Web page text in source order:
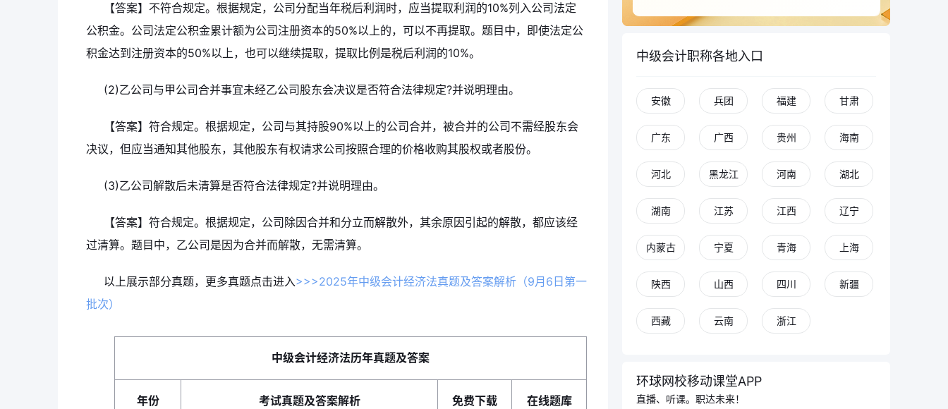
【答案】不符合规定。根据规定，公司分配当年税后利润时，应当提取利润的10%列入公司法定
公积金。公司法定公积金累计额为公司注册资本的50%以上的，可以不再提取。题目中，即使法定公
积金达到注册资本的50%以上，也可以继续提取，提取比例是税后利润的10%。
(2)乙公司与甲公司合并事宜未经乙公司股东会决议是否符合法律规定?并说明理由。
【答案】符合规定。根据规定，公司与其持股90%以上的公司合并，被合并的公司不需经股东会
决议，但应当通知其他股东，其他股东有权请求公司按照合理的价格收购其股权或者股份。
(3)乙公司解散后未清算是否符合法律规定?并说明理由。
【答案】符合规定。根据规定，公司除因合并和分立而解散外，其余原因引起的解散，都应该经
过清算。题目中，乙公司是因为合并而解散，无需清算。
以上展示部分真题，更多真题点击进入>>>2025年中级会计经济法真题及答案解析（9月6日第一
批次）
中级会计经济法历年真题及答案
年份 考试真题及答案解析 免费下载 在线题库
中级会计职称各地入口
安徽 兵团 福建 甘肃
广东 广西 贵州 海南
河北 黑龙江 河南 湖北
湖南 江苏 江西 辽宁
内蒙古 宁夏 青海 上海
陕西 山西 四川 新疆
西藏 云南 浙江
环球网校移动课堂APP
直播、听课。职达未来！